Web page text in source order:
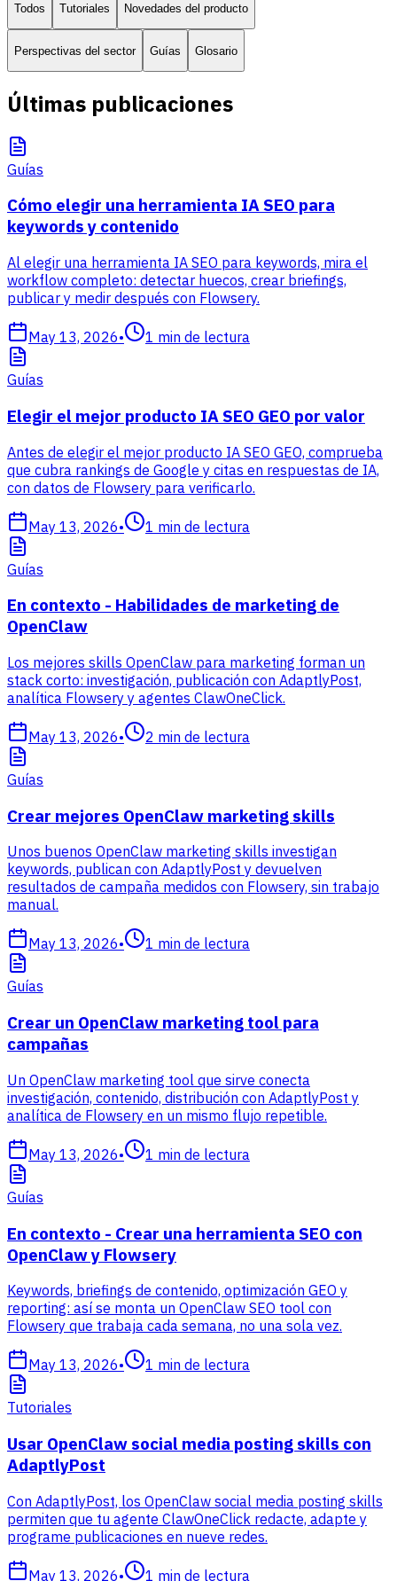
Todos Tutoriales Novedades del producto
Perspectivas del sector Guías Glosario
Últimas publicaciones
Guías
Cómo elegir una herramienta IA SEO para
keywords y contenido
Al elegir una herramienta IA SEO para keywords, mira el
workflow completo: detectar huecos, crear briefings,
publicar y medir después con Flowsery.
May 13, 2026• 1 min de lectura
Guías
Elegir el mejor producto IA SEO GEO por valor
Antes de elegir el mejor producto IA SEO GEO, comprueba
que cubra rankings de Google y citas en respuestas de IA,
con datos de Flowsery para verificarlo.
May 13, 2026• 1 min de lectura
Guías
En contexto - Habilidades de marketing de
OpenClaw
Los mejores skills OpenClaw para marketing forman un
stack corto: investigación, publicación con AdaptlyPost,
analítica Flowsery y agentes ClawOneClick.
May 13, 2026• 2 min de lectura
Guías
Crear mejores OpenClaw marketing skills
Unos buenos OpenClaw marketing skills investigan
keywords, publican con AdaptlyPost y devuelven
resultados de campaña medidos con Flowsery, sin trabajo
manual.
May 13, 2026• 1 min de lectura
Guías
Crear un OpenClaw marketing tool para
campañas
Un OpenClaw marketing tool que sirve conecta
investigación, contenido, distribución con AdaptlyPost y
analítica de Flowsery en un mismo flujo repetible.
May 13, 2026• 1 min de lectura
Guías
En contexto - Crear una herramienta SEO con
OpenClaw y Flowsery
Keywords, briefings de contenido, optimización GEO y
reporting: así se monta un OpenClaw SEO tool con
Flowsery que trabaja cada semana, no una sola vez.
May 13, 2026• 1 min de lectura
Tutoriales
Usar OpenClaw social media posting skills con
AdaptlyPost
Con AdaptlyPost, los OpenClaw social media posting skills
permiten que tu agente ClawOneClick redacte, adapte y
programe publicaciones en nueve redes.
May 13, 2026• 1 min de lectura